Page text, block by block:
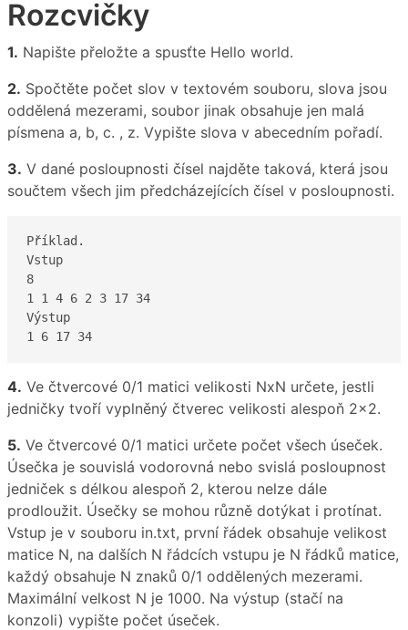
Rozcvičky
1. Napište přeložte a spusťte Hello world.
2. Spočtěte počet slov v textovém souboru, slova jsou
oddělená mezerami, soubor jinak obsahuje jen malá
písmena a, b, c. , z. Vypište slova v abecedním pořadí.
3. V dané posloupnosti čísel najděte taková, která jsou
součtem všech jim předcházejících čísel v posloupnosti.
Příklad.
Vstup
8
1 1 4 6 2 3 17 34
Výstup
1 6 17 34
4. Ve čtvercové 0/1 matici velikosti NxN určete, jestli
jedničky tvoří vyplněný čtverec velikosti alespoň 2×2.
5. Ve čtvercové 0/1 matici určete počet všech úseček.
Úsečka je souvislá vodorovná nebo svislá posloupnost
jedniček s délkou alespoň 2, kterou nelze dále
prodloužit. Úsečky se mohou různě dotýkat i protínat.
Vstup je v souboru in.txt, první řádek obsahuje velikost
matice N, na dalších N řádcích vstupu je N řádků matice,
každý obsahuje N znaků 0/1 oddělených mezerami.
Maximální velkost N je 1000. Na výstup (stačí na
konzoli) vypište počet úseček.